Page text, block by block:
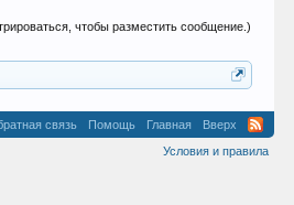
чтобы разместить сообщение.)
связь Помощь Главная
Вверх
Условия и правила